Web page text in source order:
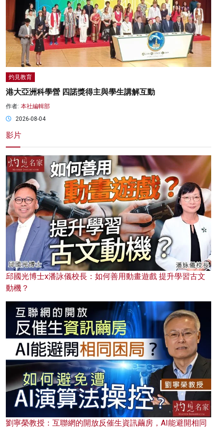
灼見教育
港大亞洲科學營 四諾獎得主與學生講解互動
作者: 本社編輯部
2026-08-04
影片
邱國光博士x潘詠儀校長：如何善用動畫遊戲 提升學習古文
動機？
劉寧榮教授：互聯網的開放反催生資訊繭房，AI能避開相同